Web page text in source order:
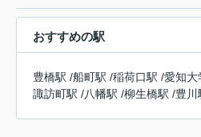
おすすめの駅
豊橋駅 /船町駅 /稲荷口駅 /愛知大
諏訪町駅 /八幡駅 /柳生橋駅 /豊川